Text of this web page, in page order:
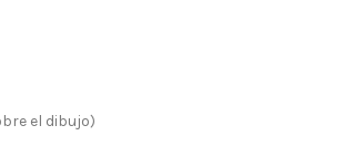
el dibujo)